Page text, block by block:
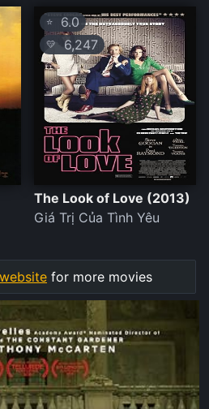
⭐ 6.0
💛 6,247
The Look of Love (2013)
Giá Trị Của Tình Yêu
for more movies